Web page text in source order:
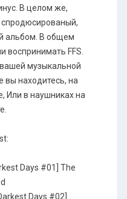
В целом же,
спродюсированый,
альбом. В общем
воспринимать FFS.
музыкальной
вы находитесь, на
Или в наушниках на
Days #01] The
Days #02]